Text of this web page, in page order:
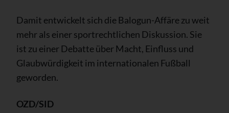
Damit entwickelt sich die Balogun-Affäre zu weit
mehr als einer sportrechtlichen Diskussion. Sie
ist zu einer Debatte über Macht, Einfluss und
Glaubwürdigkeit im internationalen Fußball
geworden.
OZD/SID